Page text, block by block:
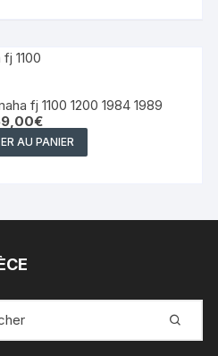
fj 1100 1200 1984 1989
€
AU PANIER